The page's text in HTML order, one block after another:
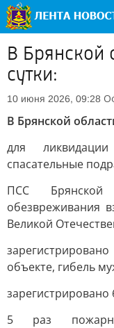
В Брянской
сутки:
10 июня 2026, 09:28
В Брянской
для
спасательные
ПСС
обезвреживания
Великой
объекте, гибель
5 раз пожарно-